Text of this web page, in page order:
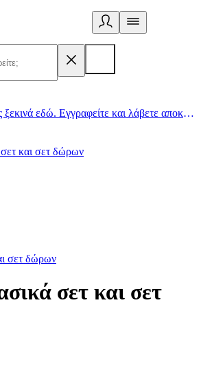
Ο υγιεινός τρόπος ζωής ξεκινά εδώ. Εγγραφείτε και λάβετε αποκλειστικές προσφορές
και σετ δώρων
σετ δώρων
σετ και σετ